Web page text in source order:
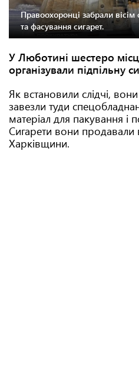
Правоохоронці забрали вісім
та фасування сигарет.
У Люботині шестеро
організували підпільну
Як встановили слідчі,
завезли туди
матеріал для пакування і
Сигарети вони продавали
Харківщини.